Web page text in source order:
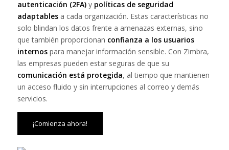
autenticación (2FA)y políticas de seguridad
adaptablesa cada organización. Estas características no
solo blindan los datos frente a amenazas externas, sino
que también proporcionan confianza a los usuarios
internospara manejar información sensible. Con Zimbra,
las empresas pueden estar seguras de que su
comunicación está protegida, al tiempo que mantienen
un acceso fluido y sin interrupciones al correo y demás
servicios.
¡Comienza ahora!